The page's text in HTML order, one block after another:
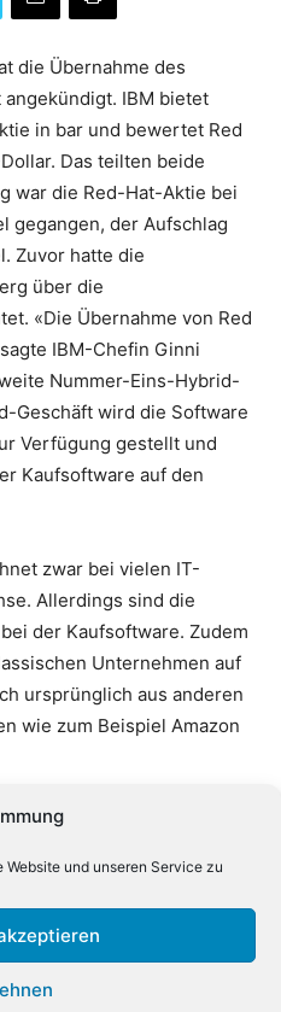
und unseren Service zu
die Übernahme des
IBM bietet
in bar und bewertet Red
Das teilten beide
war die Red-Hat-Aktie bei
gegangen, der Aufschlag
Zuvor hatte die
über die
«Die Übernahme von Red
IBM-Chefin Ginni
Nummer-Eins-Hybrid-
Geschäft wird die Software
Verfügung gestellt und
Kaufsoftware auf den
zwar bei vielen IT-
Allerdings sind die
der Kaufsoftware. Zudem
Unternehmen auf
ursprünglich aus anderen
wie zum Beispiel Amazon
Nächster Artikel